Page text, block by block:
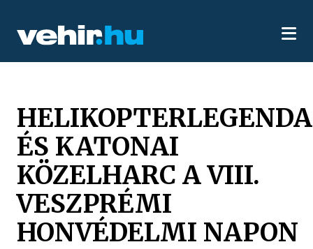
HELIKOPTERLEGENDA
ÉS KATONAI
KÖZELHARC A VIII.
VESZPRÉMI
HONVÉDELMI NAPON